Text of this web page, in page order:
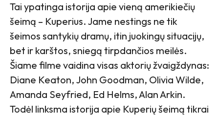
Tai ypatinga istorija apie vieną amerikiečių
šeimą – Kuperius. Jame nestings ne tik
šeimos santykių dramų, itin juokingų situacijų,
bet ir karštos, sniegą tirpdančios meilės.
Šiame filme vaidina visas aktorių žvaigždynas:
Diane Keaton, John Goodman, Olivia Wilde,
Amanda Seyfried, Ed Helms, Alan Arkin.
Todėl linksma istorija apie Kuperių šeimą tikrai